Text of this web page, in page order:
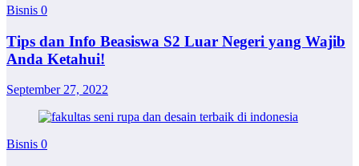
Bisnis 0
Tips dan Info Beasiswa S2 Luar Negeri yang Wajib
Anda Ketahui!
September 27, 2022
Bisnis 0